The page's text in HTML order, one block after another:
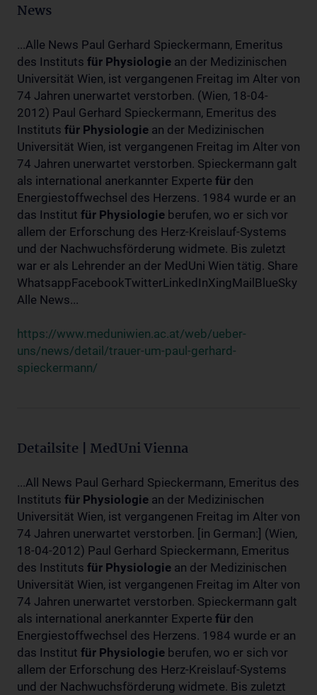
News
...Alle News Paul Gerhard Spieckermann, Emeritus
des Instituts für Physiologie an der Medizinischen
Universität Wien, ist vergangenen Freitag im Alter von
74 Jahren unerwartet verstorben. (Wien, 18-04-
2012) Paul Gerhard Spieckermann, Emeritus des
Instituts für Physiologie an der Medizinischen
Universität Wien, ist vergangenen Freitag im Alter von
74 Jahren unerwartet verstorben. Spieckermann galt
als international anerkannter Experte für den
Energiestoffwechsel des Herzens. 1984 wurde er an
das Institut für Physiologie berufen, wo er sich vor
allem der Erforschung des Herz-Kreislauf-Systems
und der Nachwuchsförderung widmete. Bis zuletzt
war er als Lehrender an der MedUni Wien tätig. Share
WhatsappFacebookTwitterLinkedInXingMailBlueSky
Alle News...
https://www.meduniwien.ac.at/web/ueber-
uns/news/detail/trauer-um-paul-gerhard-
spieckermann/
Detailsite | MedUni Vienna
...All News Paul Gerhard Spieckermann, Emeritus des
Instituts für Physiologie an der Medizinischen
Universität Wien, ist vergangenen Freitag im Alter von
74 Jahren unerwartet verstorben. [in German:] (Wien,
18-04-2012) Paul Gerhard Spieckermann, Emeritus
des Instituts für Physiologie an der Medizinischen
Universität Wien, ist vergangenen Freitag im Alter von
74 Jahren unerwartet verstorben. Spieckermann galt
als international anerkannter Experte für den
Energiestoffwechsel des Herzens. 1984 wurde er an
das Institut für Physiologie berufen, wo er sich vor
allem der Erforschung des Herz-Kreislauf-Systems
und der Nachwuchsförderung widmete. Bis zuletzt